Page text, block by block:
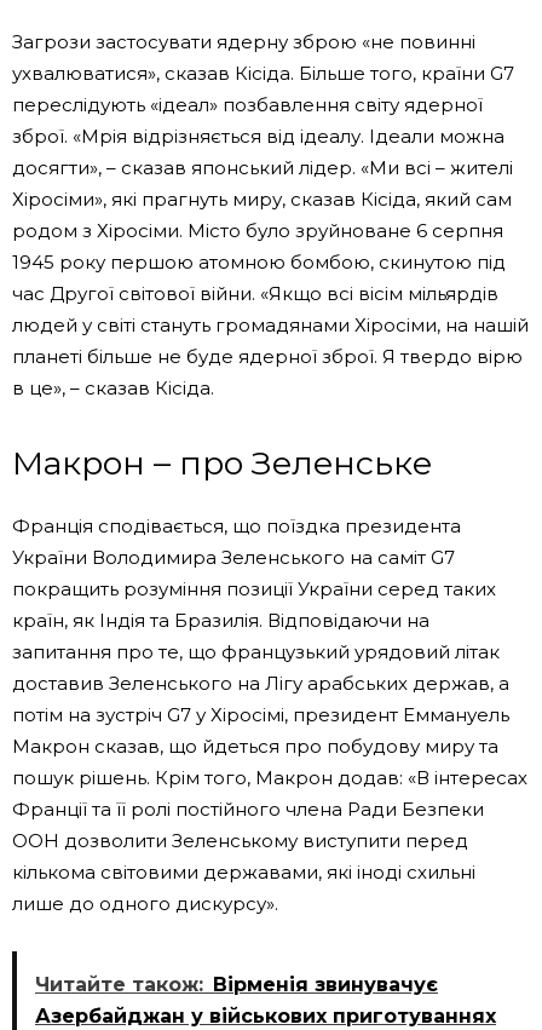
Загрози застосувати ядерну зброю «не повинні
ухвалюватися», сказав Кісіда. Більше того, країни G7
переслідують «ідеал» позбавлення світу ядерної
зброї. «Мрія відрізняється від ідеалу. Ідеали можна
досягти», – сказав японський лідер. «Ми всі – жителі
Хіросіми», які прагнуть миру, сказав Кісіда, який сам
родом з Хіросіми. Місто було зруйноване 6 серпня
1945 року першою атомною бомбою, скинутою під
час Другої світової війни. «Якщо всі вісім мільярдів
людей у ​​світі стануть громадянами Хіросіми, на нашій
планеті більше не буде ядерної зброї. Я твердо вірю
в це», – сказав Кісіда.
Макрон – про Зеленське
Франція сподівається, що поїздка президента
України Володимира Зеленського на саміт G7
покращить розуміння позиції України серед таких
країн, як Індія та Бразилія. Відповідаючи на
запитання про те, що французький урядовий літак
доставив Зеленського на Лігу арабських держав, а
потім на зустріч G7 у Хіросімі, президент Еммануель
Макрон сказав, що йдеться про побудову миру та
пошук рішень. Крім того, Макрон додав: «В інтересах
Франції та її ролі постійного члена Ради Безпеки
ООН дозволити Зеленському виступити перед
кількома світовими державами, які іноді схильні
лише до одного дискурсу».
Читайте також: Вірменія звинувачує
Азербайджан у військових приготуваннях